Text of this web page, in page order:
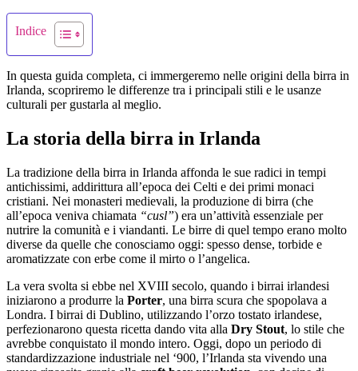
Indice
In questa guida completa, ci immergeremo nelle origini della birra in
Irlanda, scopriremo le differenze tra i principali stili e le usanze
culturali per gustarla al meglio.
La storia della birra in Irlanda
La tradizione della birra in Irlanda affonda le sue radici in tempi
antichissimi, addirittura all’epoca dei Celti e dei primi monaci
cristiani. Nei monasteri medievali, la produzione di birra (che
all’epoca veniva chiamata “cusl”) era un’attività essenziale per
nutrire la comunità e i viandanti. Le birre di quel tempo erano molto
diverse da quelle che conosciamo oggi: spesso dense, torbide e
aromatizzate con erbe come il mirto o l’angelica.
La vera svolta si ebbe nel XVIII secolo, quando i birrai irlandesi
iniziarono a produrre la Porter, una birra scura che spopolava a
Londra. I birrai di Dublino, utilizzando l’orzo tostato irlandese,
perfezionarono questa ricetta dando vita alla Dry Stout, lo stile che
avrebbe conquistato il mondo intero. Oggi, dopo un periodo di
standardizzazione industriale nel ‘900, l’Irlanda sta vivendo una